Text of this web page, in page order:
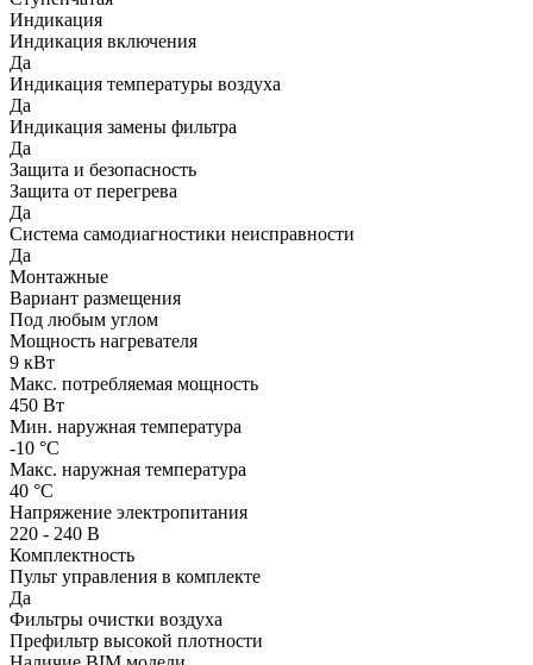
Индикация
Индикация включения
Да
Индикация температуры воздуха
Да
Индикация замены фильтра
Да
Защита и безопасность
Защита от перегрева
Да
Система самодиагностики неисправности
Да
Монтажные
Вариант размещения
Под любым углом
Мощность нагревателя
9 кВт
Макс. потребляемая мощность
450 Вт
Мин. наружная температура
-10 °С
Макс. наружная температура
40 °С
Напряжение электропитания
220 - 240 В
Комплектность
Пульт управления в комплекте
Да
Фильтры очистки воздуха
Префильтр высокой плотности